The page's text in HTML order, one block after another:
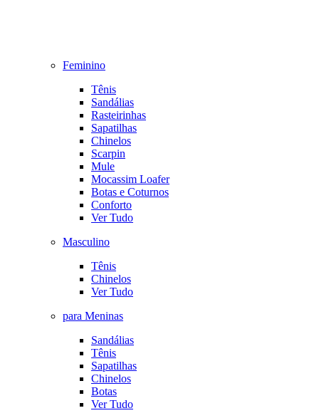
Feminino
Tênis
Sandálias
Rasteirinhas
Sapatilhas
Chinelos
Scarpin
Mule
Mocassim Loafer
Botas e Coturnos
Conforto
Ver Tudo
Masculino
Tênis
Chinelos
Ver Tudo
para Meninas
Sandálias
Tênis
Sapatilhas
Chinelos
Botas
Ver Tudo